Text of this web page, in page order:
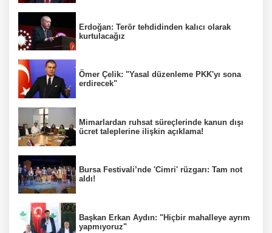
Erdoğan: Terör tehdidinden kalıcı olarak
kurtulacağız
Ömer Çelik: "Yasal düzenleme PKK'yı sona
erdirecek"
Mimarlardan ruhsat süreçlerinde kanun dışı
ücret taleplerine ilişkin açıklama!
Bursa Festivali’nde 'Cimri' rüzgarı: Tam not
aldı!
Başkan Erkan Aydın: "Hiçbir mahalleye ayrım
yapmıyoruz"